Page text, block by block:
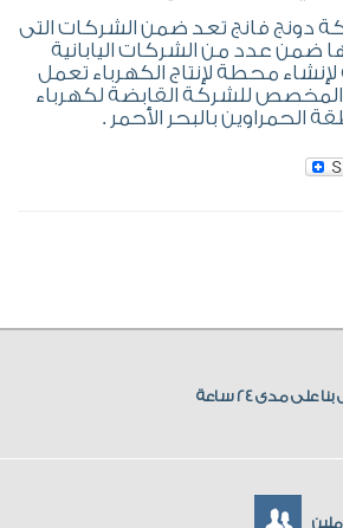
دونج فانج تعد ضمن الشركات التى
عدد من الشركات اليابانية
لإنشاء محطة لإنتاج الكهرباء تعمل
للشركة القابضة لكهرباء
الحمراوين بالبحر الأحمر .
على مدى 24 ساعة